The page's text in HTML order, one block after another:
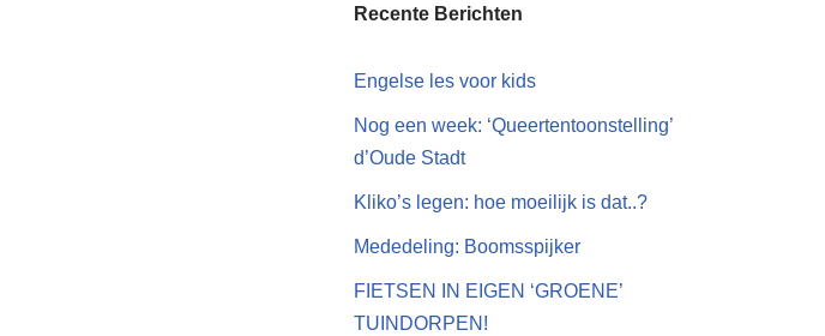
Recente Berichten
Engelse les voor kids
Nog een week: ‘Queertentoonstelling’
d’Oude Stadt
Kliko’s legen: hoe moeilijk is dat..?
Mededeling: Boomsspijker
FIETSEN IN EIGEN ‘GROENE’
TUINDORPEN!